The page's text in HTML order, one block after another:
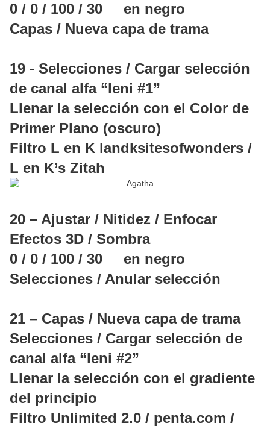
0 / 0 / 100 / 30 en negro
Capas / Nueva capa de trama
19 - Selecciones / Cargar selección
de canal alfa “leni #1”
Llenar la selección con el Color de
Primer Plano (oscuro)
Filtro L en K landksitesofwonders /
L en K’s Zitah
20 – Ajustar / Nitidez / Enfocar
Efectos 3D / Sombra
0 / 0 / 100 / 30 en negro
Selecciones / Anular selección
21 – Capas / Nueva capa de trama
Selecciones / Cargar selección de
canal alfa “leni #2”
Llenar la selección con el gradiente
del principio
Filtro Unlimited 2.0 / penta.com /